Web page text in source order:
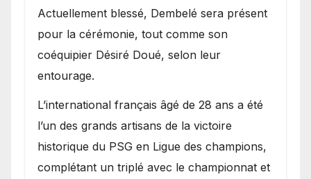
Actuellement blessé, Dembelé sera présent
pour la cérémonie, tout comme son
coéquipier Désiré Doué, selon leur
entourage.
L’international français âgé de 28 ans a été
l’un des grands artisans de la victoire
historique du PSG en Ligue des champions,
complétant un triplé avec le championnat et